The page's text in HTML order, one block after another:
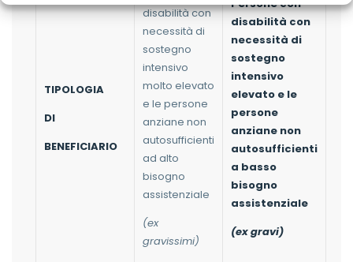
TIPOLOGIA
DI
BENEFICIARIO
disabilità con
necessità di
sostegno
intensivo
molto elevato
e le persone
anziane non
autosufficienti
ad alto
bisogno
assistenziale
(ex
gravissimi)
Persone con
disabilità con
necessità di
sostegno
intensivo
elevato e le
persone
anziane non
autosufficienti
a basso
bisogno
assistenziale
(ex gravi)